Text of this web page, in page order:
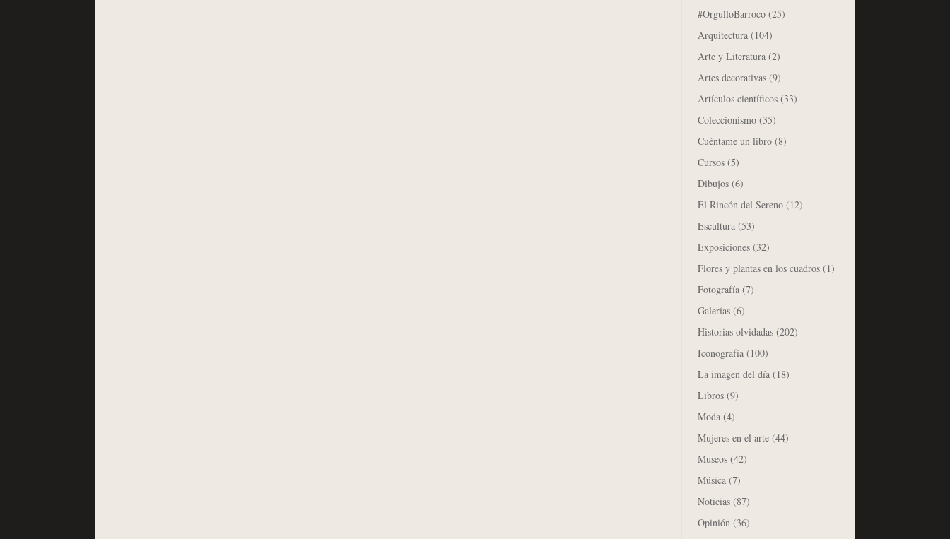
#OrgulloBarroco (25)
Arquitectura (104)
Arte y Literatura (2)
Artes decorativas (9)
Artículos científicos (33)
Coleccionismo (35)
Cuéntame un libro (8)
Cursos (5)
Dibujos (6)
El Rincón del Sereno (12)
Escultura (53)
Exposiciones (32)
Flores y plantas en los cuadros (1)
Fotografía (7)
Galerías (6)
Historias olvidadas (202)
Iconografía (100)
La imagen del día (18)
Libros (9)
Moda (4)
Mujeres en el arte (44)
Museos (42)
Música (7)
Noticias (87)
Opinión (36)